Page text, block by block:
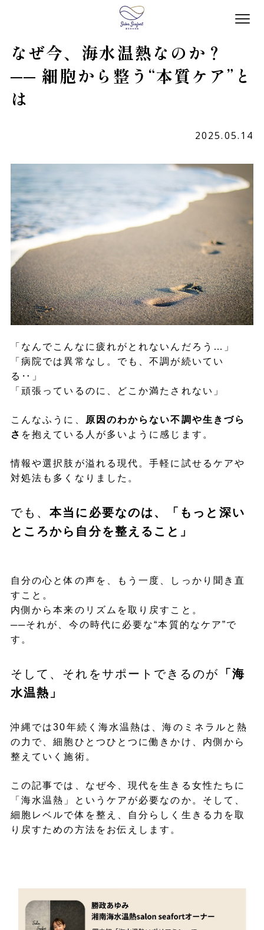
なぜ今、海水温熱なのか？
── 細胞から整う“本質ケア”と
は
2025.05.14
「なんでこんなに疲れがとれないんだろう…」
「病院では異常なし。でも、不調が続いてい
る‥」
「頑張っているのに、どこか満たされない」
こんなふうに、 原因のわからない不調や生きづら
さ を抱えている人が多いように感じます。
情報や選択肢が溢れる現代。手軽に試せるケアや
対処法も多くなりました。
でも、本当に必要なのは、「もっと深い
ところから自分を整えること」
自分の心と体の声を、もう一度、しっかり聞き直
すこと。
内側から本来のリズムを取り戻すこと。
──それが、今の時代に必要な“本質的なケア”で
す。
そして、それをサポートできるのが
「海
水温熱」
沖縄では30年続く海水温熱は、海のミネラルと熱
の力で、細胞ひとつひとつに働きかけ、内側から
整えていく施術。
この記事では、なぜ今、現代を生きる女性たちに
「海水温熱」というケアが必要なのか。そして、
細胞レベルで体を整え、自分らしく生きる力を取
り戻すための方法をお伝えします。